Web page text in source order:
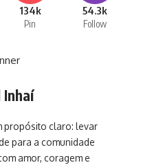
134k
Pin
54.3k
Follow
propósito claro: levar
para a comunidade
amor, coragem e